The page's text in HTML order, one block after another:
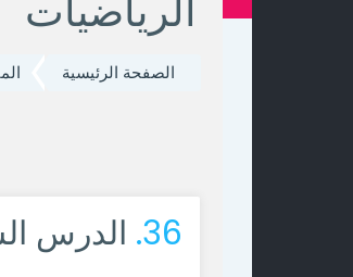
الرياضيات
الصفحة الرئيسية
36. الدرس